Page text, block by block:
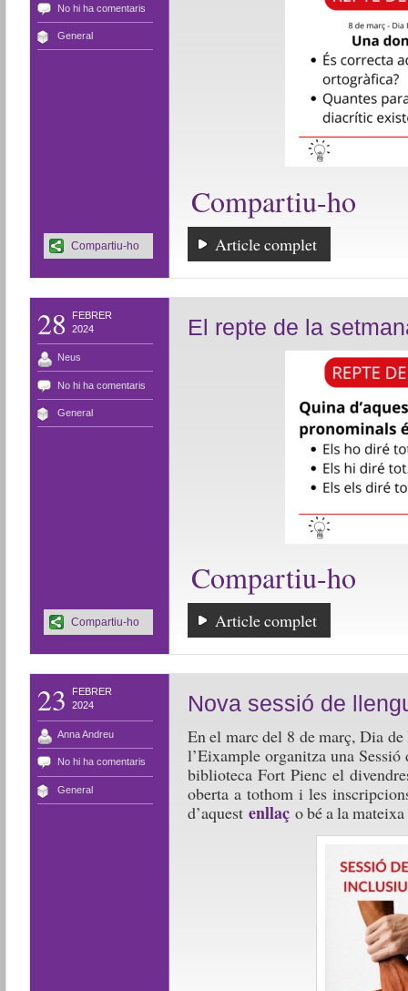
No hi ha comentaris
General
Compartiu-ho
Article complet
Compartiu-ho
28
FEBRER
2024
Neus
No hi ha comentaris
General
El repte de la
Compartiu-ho
Article complet
Compartiu-ho
23
FEBRER
2024
Anna Andreu
No hi ha comentaris
General
Nova sessió de
En el marc del 8 de març, Dia
l’Eixample organitza una
biblioteca Fort Pienc el
oberta a tothom i les
d’aquest enllaç o bé a la